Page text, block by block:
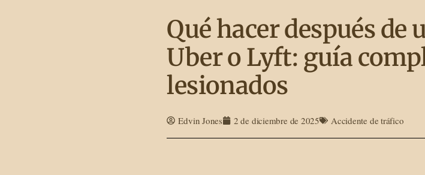
Qué hacer después de
Uber o Lyft: guía
lesionados
Edvin Jones 2 de diciembre de 2025 Accidente de tráfico